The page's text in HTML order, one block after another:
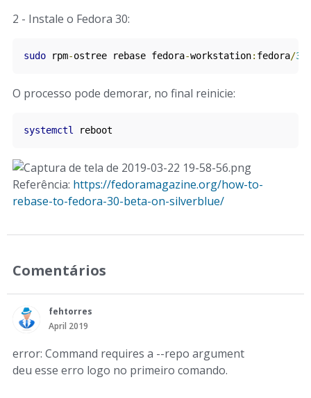
2 - Instale o Fedora 30:
sudo rpm-ostree rebase fedora-workstation: fedora/30
O processo pode demorar, no final reinicie:
systemctl reboot
Referência: https://fedoramagazine.org/how-to-
rebase-to-fedora-30-beta-on-silverblue/
Comentários
fehtorres
April 2019
error: Command requires a --repo argument
deu esse erro logo no primeiro comando.